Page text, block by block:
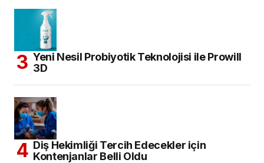
Yeni Nesil Probiyotik Teknolojisi ile Prowill
3D
Diş Hekimliği Tercih Edecekler için
Kontenjanlar Belli Oldu